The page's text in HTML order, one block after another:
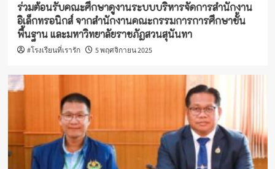
ร่วมต้อนรับคณะศึกษาดูงานระบบบริหารจัดการสำนักงาน
อิเล็กทรอนิกส์ จากสำนักงานคณะกรรมการการศึกษาขั้น
พื้นฐาน และมหาวิทยาลัยราชภัฏสวนสุนันทา
#โรงเรียนที่เรารัก 5 พฤศจิกายน 2025